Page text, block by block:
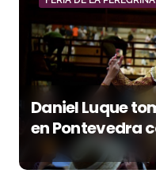
Daniel Luque
en Pontevedra
y una Puerta